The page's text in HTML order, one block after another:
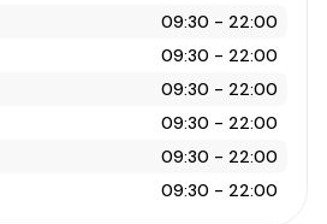
09:30 - 22:00
09:30 - 22:00
09:30 - 22:00
09:30 - 22:00
09:30 - 22:00
09:30 - 22:00